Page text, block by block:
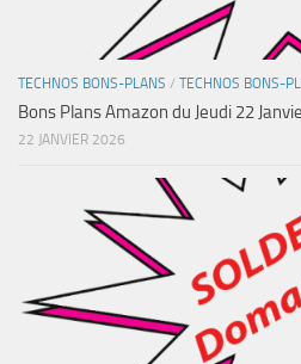
TECHNOS BONS-PLANS / TECHNOS BONS-
Bons Plans Amazon du Jeudi 22
22 JANVIER 2026